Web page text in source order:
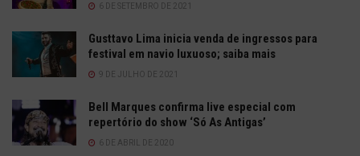
6 DE SETEMBRO DE 2021
Gusttavo Lima inicia venda de ingressos para
festival em navio luxuoso; saiba mais
9 DE JULHO DE 2021
Bell Marques confirma live especial com
repertório do show ‘Só As Antigas’
6 DE ABRIL DE 2020